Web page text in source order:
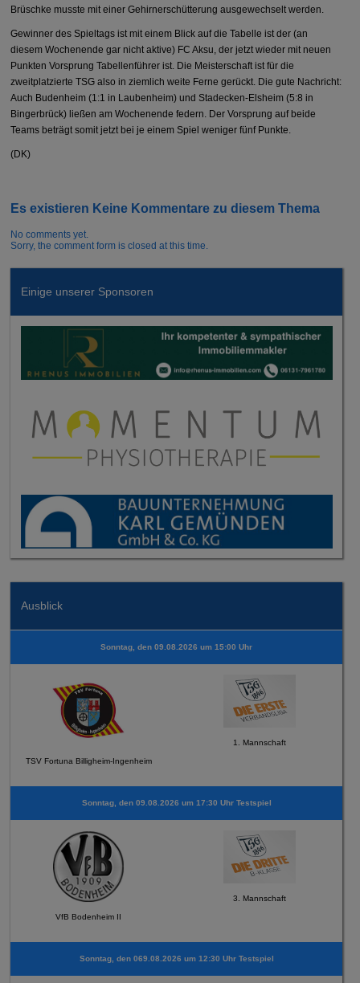
Brüschke musste mit einer Gehirnerschütterung ausgewechselt werden.
Gewinner des Spieltags ist mit einem Blick auf die Tabelle ist der (an
diesem Wochenende gar nicht aktive) FC Aksu, der jetzt wieder mit neuen
Punkten Vorsprung Tabellenführer ist. Die Meisterschaft ist für die
zweitplatzierte TSG also in ziemlich weite Ferne gerückt. Die gute Nachricht:
Auch Budenheim (1:1 in Laubenheim) und Stadecken-Elsheim (5:8 in
Bingerbrück) ließen am Wochenende federn. Der Vorsprung auf beide
Teams beträgt somit jetzt bei je einem Spiel weniger fünf Punkte.
(DK)
Es existieren Keine Kommentare zu diesem Thema
No comments yet.
Sorry, the comment form is closed at this time.
Einige unserer Sponsoren
Ausblick
Sonntag, den 09.08.2026 um 15:00 Uhr
TSV Fortuna Billigheim-Ingenheim
1. Mannschaft
Sonntag, den 09.08.2026 um 17:30 Uhr Testspiel
VfB Bodenheim II
3. Mannschaft
Sonntag, den 069.08.2026 um 12:30 Uhr Testspiel